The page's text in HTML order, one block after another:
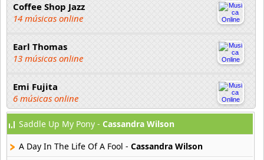
Coffee Shop Jazz
14 músicas online
Earl Thomas
13 músicas online
Emi Fujita
6 músicas online
Fenix Jazz Band
15 músicas online
Saddle Up My Pony - Cassandra Wilson
A Day In The Life Of A Fool - Cassandra Wilson